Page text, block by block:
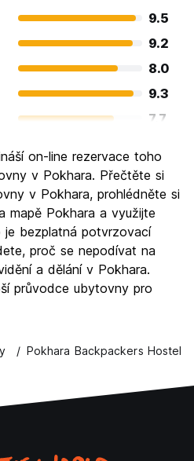
9.5
9.2
8.0
9.3
7.7
7.9
7.3
8.7
on-line rezervace toho
v Pokhara. Přečtěte si
v Pokhara, prohlédněte si
mapě Pokhara a využijte
je bezplatná potvrzovací
proč se nepodívat na
a dělání v Pokhara.
průvodce ubytovny pro
Pokhara Backpackers Hostel